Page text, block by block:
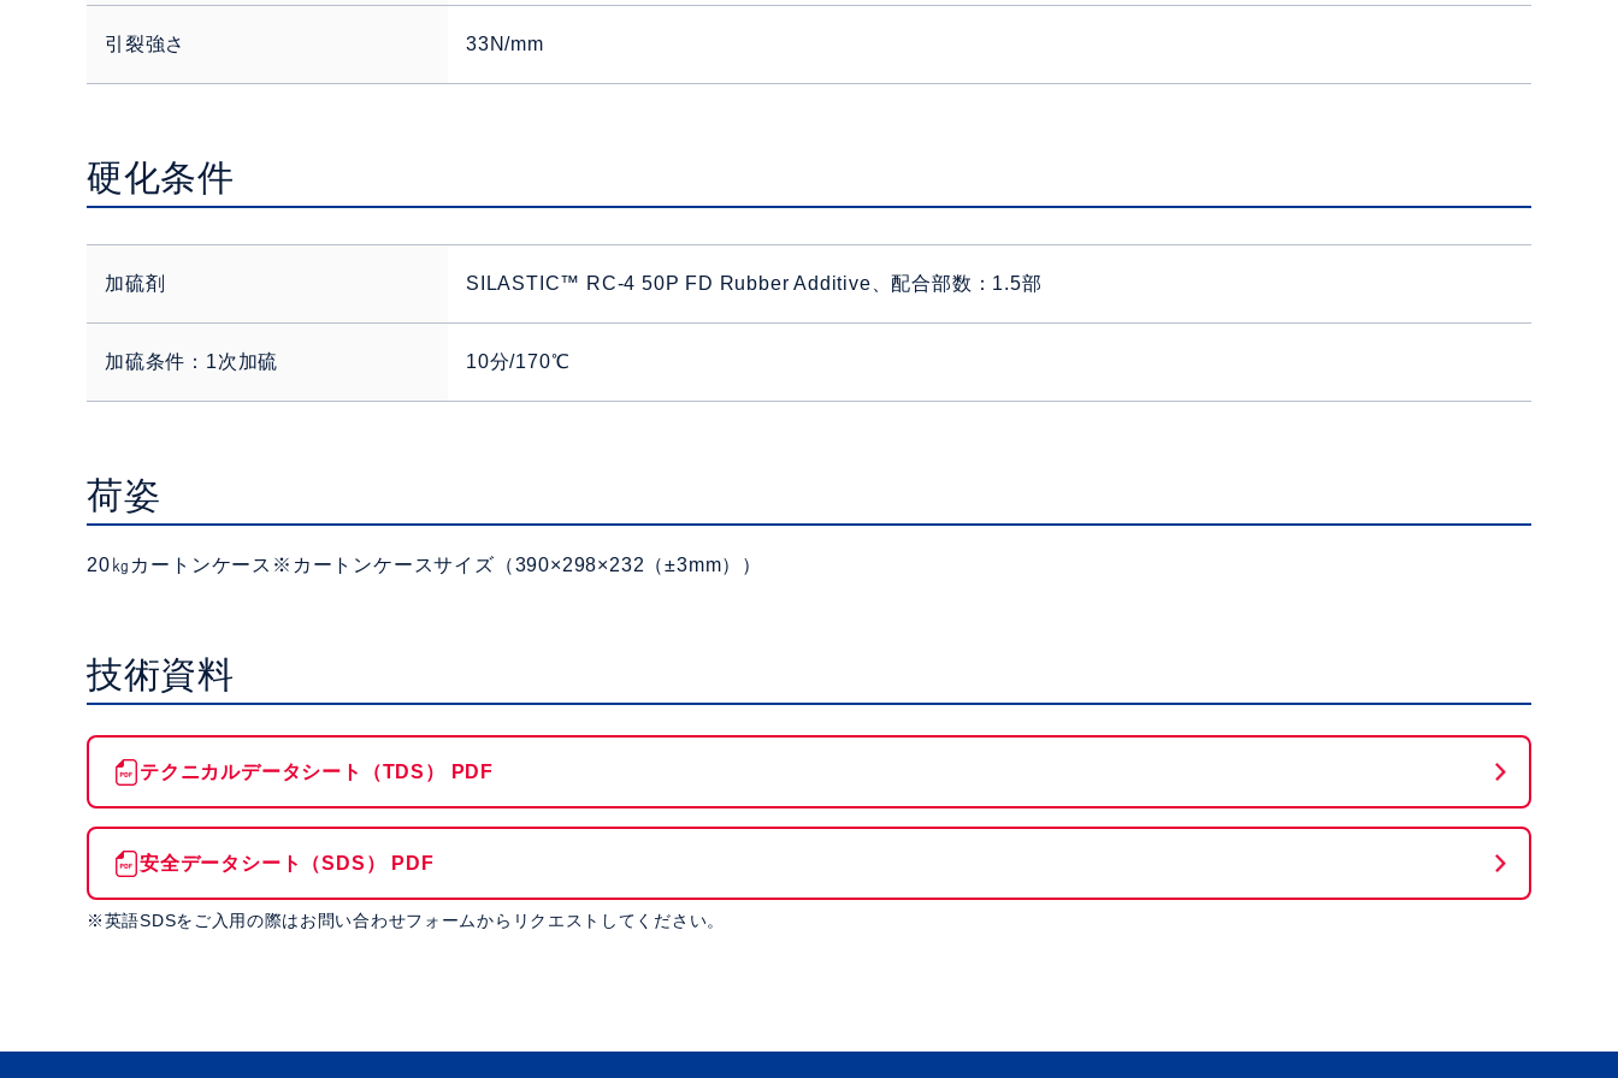
引裂強さ 33N/mm
硬化条件
加硫剤 SILASTIC™ RC-4 50P FD Rubber Additive、配合部数：1.5部
加硫条件：1次加硫 10分/170℃
荷姿
20㎏カートンケース ※カートンケースサイズ （390×298×232（±3mm））
技術資料
テクニカルデータシート（TDS） PDF
安全データシート（SDS） PDF
※英語SDSをご入用の際はお問い合わせフォームからリクエストしてください。